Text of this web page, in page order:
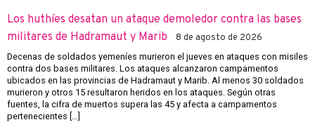
Los huthíes desatan un ataque demoledor contra las bases
militares de Hadramaut y Marib
8 de agosto de 2026
Decenas de soldados yemeníes murieron el jueves en ataques con misiles
contra dos bases militares. Los ataques alcanzaron campamentos
ubicados en las provincias de Hadramaut y Marib. Al menos 30 soldados
murieron y otros 15 resultaron heridos en los ataques. Según otras
fuentes, la cifra de muertos supera las 45 y afecta a campamentos
pertenecientes […]